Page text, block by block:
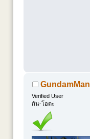
GundamMan
Verified User
กัน-โอตะ